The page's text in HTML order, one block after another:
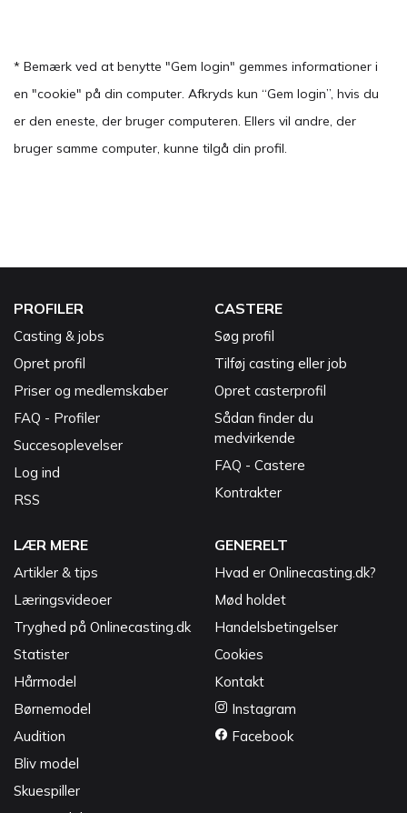
* Bemærk ved at benytte "Gem login" gemmes informationer i
en "cookie" på din computer. Afkryds kun “Gem login”, hvis du
er den eneste, der bruger computeren. Ellers vil andre, der
bruger samme computer, kunne tilgå din profil.
PROFILER
Casting & jobs
Opret profil
Priser og medlemskaber
FAQ - Profiler
Succesoplevelser
Log ind
RSS
CASTERE
Søg profil
Tilføj casting eller job
Opret casterprofil
Sådan finder du
medvirkende
FAQ - Castere
Kontrakter
LÆR MERE
Artikler & tips
Læringsvideoer
Tryghed på Onlinecasting.dk
Statister
Hårmodel
Børnemodel
Audition
Bliv model
Skuespiller
GENERELT
Hvad er Onlinecasting.dk?
Mød holdet
Handelsbetingelser
Cookies
Kontakt
Instagram
Facebook